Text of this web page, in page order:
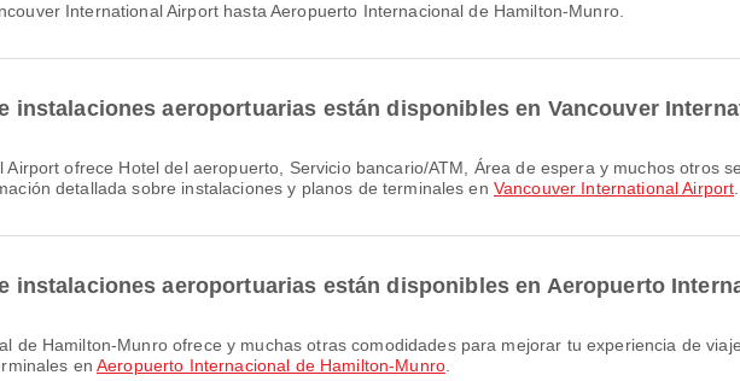
International Airport hasta Aeropuerto Internacional de Hamilton-Munro.
instalaciones aeroportuarias están disponibles en Vancouver
detallada sobre instalaciones y planos de terminales en Vancouver International Airport
instalaciones aeroportuarias están disponibles en Aeropuerto
enAeropuerto Internacional de Hamilton-Munro.